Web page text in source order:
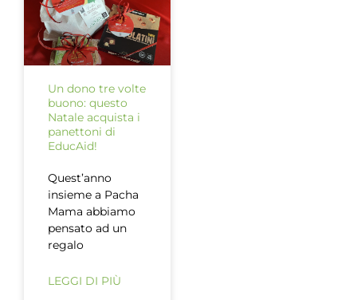
Un dono tre volte
buono: questo
Natale acquista i
panettoni di
EducAid!
Quest’anno
insieme a Pacha
Mama abbiamo
pensato ad un
regalo
LEGGI DI PIÙ